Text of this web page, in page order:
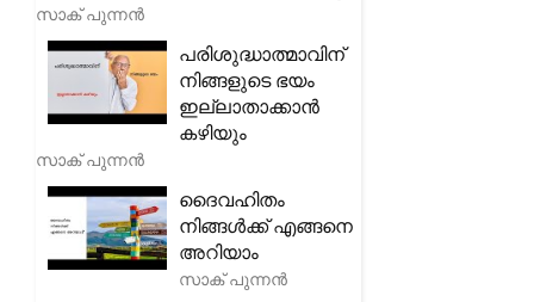
സാക് പുന്നൻ
പരിശുദ്ധാത്മാവിന്
നിങ്ങളുടെ ഭയം
ഇല്ലാതാക്കാൻ
കഴിയും
സാക് പുന്നൻ
ദൈവഹിതം
നിങ്ങൾക്ക് എങ്ങനെ
അറിയാം
സാക് പുന്നൻ